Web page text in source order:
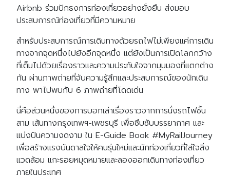
Airbnb ร่วมปักธงการท่องเที่ยวอย่างยั่งยืน ส่งมอบ
ประสบการณ์ท่องเที่ยวที่มีความหมาย
สำหรับประสบการณ์การเดินทางด้วยรถไฟไม่เพียงแค่การเดิน
ทางจากจุดหนึ่งไปยังอีกจุดหนึ่ง แต่ยังเป็นการเปิดโลกกว้าง
ที่เต็มไปด้วยเรื่องราวและความประทับใจจากมุมมองที่แตกต่าง
กัน ผ่านภาพถ่ายที่จับความรู้สึกและประสบการณ์ของนักเดิน
ทาง พาไปพบกับ 6 ภาพถ่ายที่โดดเด่น
นี่คือส่วนหนึ่งของการบอกเล่าเรื่องราวจากการนั่งรถไฟชั้น
สาม เส้นทางกรุงเทพฯ-เพชรบุรี เพื่อซึบซับบรรยากาศ และ
แบ่งปันความงดงาม ใน E-Guide Book #MyRailJourney
เพื่อสร้างแรงบันดาลใจให้คนรุ่นใหม่และนักท่องเที่ยวที่ใส่ใจสิ่ง
แวดล้อม แกะรอยหมุดหมายและลองออกเดินทางท่องเที่ยว
ภายในประเทศ